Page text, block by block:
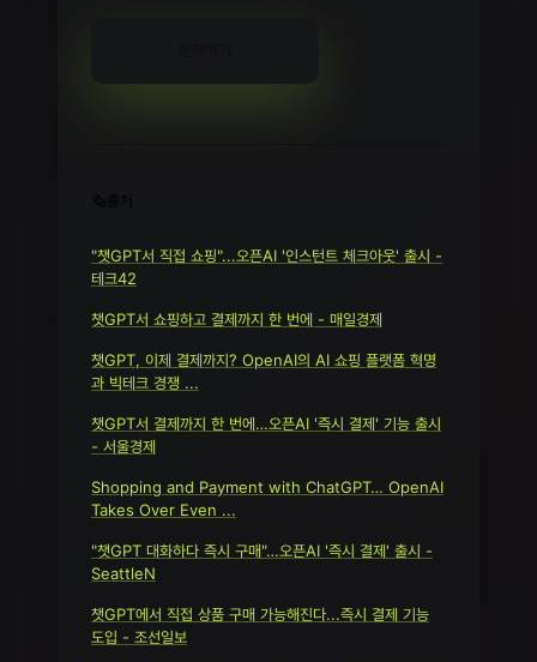
"챗GPT서 직접 쇼핑"...오픈AI '인스턴트 체크아웃' 출시 -
테크42
챗GPT서 쇼핑하고 결제까지 한 번에 - 매일경제
챗GPT, 이제 결제까지? OpenAI의 AI 쇼핑 플랫폼 혁명
과 빅테크 경쟁 ...
챗GPT서 결제까지 한 번에…오픈AI '즉시 결제' 기능 출시
- 서울경제
Shopping and Payment with ChatGPT… OpenAI
Takes Over Even ...
"챗GPT 대화하다 즉시 구매"…오픈AI '즉시 결제' 출시 -
SeattleN
챗GPT에서 직접 상품 구매 가능해진다...즉시 결제 기능
도입 - 조선일보